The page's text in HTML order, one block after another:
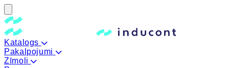
Katalogs
Pakalpojumi
Zīmoli